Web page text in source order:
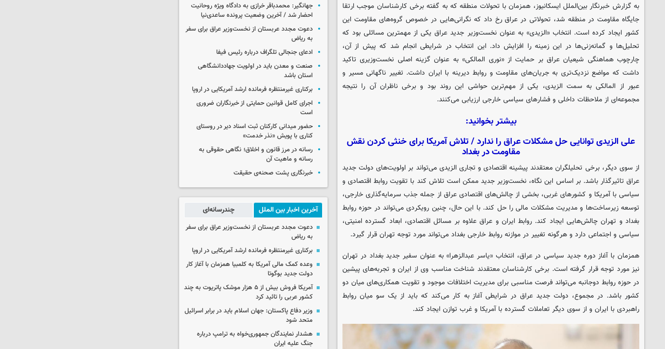
به گزارش خبرنگار بین‌الملل ایسکانیوز، همزمان با تحولات منطقه که به گفته برخی کارشناسان موجب ارتقا
جایگاه مقاومت در منطقه شد، تحولاتی در عراق رخ داد که نگرانی‌هایی در خصوص گروه‌های مقاومت این
کشور ایجاد کرده است. انتخاب «الزیدی» به عنوان نخست‌وزیر جدید عراق یکی از مهمترین مسائلی بود که
تحلیل‌ها و گمانه‌زنی‌ها در این زمینه را افزایش داد. این انتخاب در شرایطی انجام شد که پیش از آن،
چارچوب هماهنگی شیعیان عراق بر حمایت از «نوری المالکی» به عنوان گزینه اصلی نخست‌وزیری تاکید
داشت که مواضع نزدیک‌تری به جریان‌های مقاومت و روابط دیرینه با ایران داشت. تغییر ناگهانی مسیر و
عبور از المالکی به سمت الزیدی، یکی از مهم‌ترین حواشی این روند بود و برخی ناظران آن را نتیجه
مجموعه‌ای از ملاحظات داخلی و فشارهای سیاسی خارجی ارزیابی می‌کنند.
بیشتر بخوانید:
علی الزیدی توانایی حل مشکلات عراق را ندارد / تلاش آمریکا برای خنثی کردن نقش
مقاومت در بغداد
از سوی دیگر، برخی تحلیلگران معتقدند پیشینه اقتصادی و تجاری الزیدی می‌تواند بر اولویت‌های دولت جدید
عراق تاثیرگذار باشد. بر اساس این نگاه، نخست‌وزیر جدید ممکن است تلاش کند با تقویت روابط اقتصادی و
سیاسی با آمریکا و کشورهای غربی، بخشی از چالش‌های اقتصادی عراق از جمله جذب سرمایه‌گذاری خارجی،
توسعه زیرساخت‌ها و مدیریت مشکلات مالی را حل کند. با این حال، چنین رویکردی می‌تواند در حوزه روابط
بغداد و تهران چالش‌هایی ایجاد کند. روابط ایران و عراق علاوه بر مسائل اقتصادی، ابعاد گسترده امنیتی،
سیاسی و اجتماعی دارد و هرگونه تغییر در موازنه روابط خارجی بغداد می‌تواند مورد توجه تهران قرار گیرد.
همزمان با آغاز دوره جدید سیاسی در عراق، انتخاب «یاسر عبدالزهرا» به عنوان سفیر جدید بغداد در تهران
نیز مورد توجه قرار گرفته است. برخی کارشناسان معتقدند شناخت مناسب وی از ایران و تجربه‌های پیشین
در حوزه روابط دوجانبه می‌تواند فرصت مناسبی برای مدیریت اختلافات موجود و تقویت همکاری‌های میان دو
کشور باشد. در مجموع، دولت جدید عراق در شرایطی آغاز به کار می‌کند که باید از یک سو میان روابط
راهبردی با ایران و از سوی دیگر تعاملات گسترده با آمریکا و غرب توازن ایجاد کند.
جهانگیر: محمدباقر خرازی به دادگاه ویژه روحانیت
احضار شد / آخرین وضعیت پرونده ساعدی‌نیا
دعوت مجدد عربستان از نخست‌وزیر عراق برای سفر
به ریاض
ادعای جنجالی تلگراف درباره رئیس فیفا
صنعت و معدن باید در اولویت جهاددانشگاهی
استان باشد
برکناری غیرمنتظره فرمانده ارشد آمریکایی در اروپا
اجرای کامل قوانین حمایتی از خبرنگاران ضروری
است
حضور میدانی کارکنان ثبت اسناد دیر در روستای
کناری با پویش «نذر خدمت»
رسانه در مرز قانون و اخلاق؛ نگاهی حقوقی به
رسانه و ماهیت آن
خبرنگاری پشت صحنه‌ی حقیقت
آخرین اخبار بین الملل چندرسانه‌ای
دعوت مجدد عربستان از نخست‌وزیر عراق برای سفر
به ریاض
برکناری غیرمنتظره فرمانده ارشد آمریکایی در اروپا
وعده کمک مالی آمریکا به کلمبیا همزمان با آغاز کار
دولت جدید بوگوتا
آمریکا فروش بیش از ۵ هزار موشک پاتریوت به چند
کشور عربی را تائید کرد
وزیر دفاع پاکستان: جهان اسلام باید در برابر اسرائیل
متحد شود
هشدار نمایندگان جمهوری‌خواه به ترامپ درباره
جنگ علیه ایران